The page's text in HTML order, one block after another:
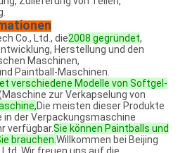
Co., Ltd., die2008 gegründet,
Herstellung und den
Maschinen,
Paintball-Maschinen.
verschiedene Modelle von Softgel-
zur Verkapselung von
Die meisten dieser Produkte
in der Verpackungsmaschine
verfügbar.Sie können Paintballs und
brauchen.Willkommen bei Beijing